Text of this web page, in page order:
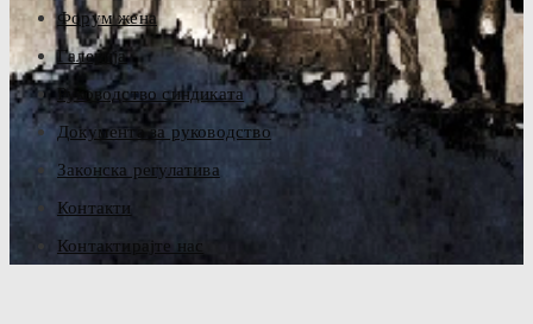
Форум жена
Галерија
Руководство синдиката
Документа за руководство
Законска регулатива
Контакти
Контактирајте нас